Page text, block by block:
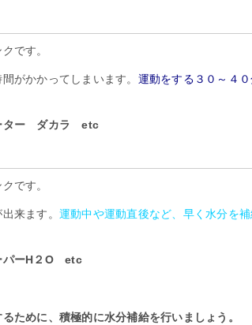
です。
がかかってしまいます。 運動をする３０～４
ター ダカラ etc
です。
来ます。 運動中や運動直後など、早く水分を
パーH２O etc
ために、積極的に水分補給を行いましょう。